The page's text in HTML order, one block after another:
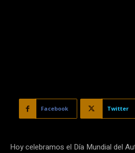
Facebook Twitter
Hoy celebramos el Día Mundial del